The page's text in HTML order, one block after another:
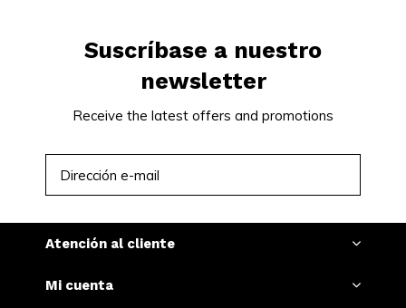
Suscríbase a nuestro
newsletter
Receive the latest offers and promotions
Atención al cliente
Mi cuenta